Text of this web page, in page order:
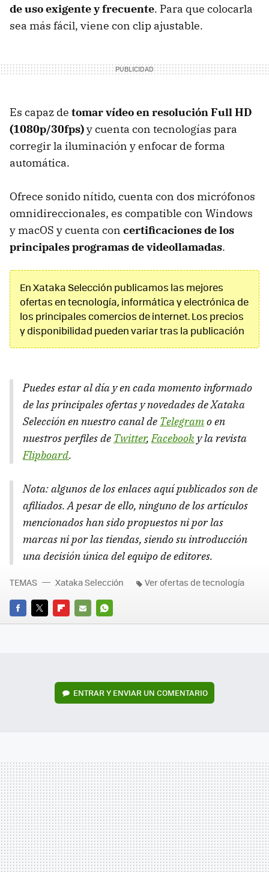
de uso exigente y frecuente. Para que colocarla
sea más fácil, viene con clip ajustable.
Es capaz de tomar vídeo en resolución Full HD
(1080p/30fps)y cuenta con tecnologías para
corregir la iluminación y enfocar de forma
automática.
Ofrece sonido nítido, cuenta con dos micrófonos
omnidireccionales, es compatible con Windows
y macOS y cuenta con certificaciones de los
principales programas de videollamadas.
En Xataka Selección publicamos las mejores
ofertas en tecnología, informática y electrónica de
los principales comercios de internet. Los precios
y disponibilidad pueden variar tras la publicación
Puedes estar al día y en cada momento informado
de las principales ofertas y novedades de Xataka
Selección en nuestro canal de Telegramo en
nuestros perfiles de Twitter,Facebook y la revista
Flipboard.
Nota: algunos de los enlaces aquí publicados son de
afiliados. A pesar de ello, ninguno de los artículos
mencionados han sido propuestos ni por las
marcas ni por las tiendas, siendo su introducción
una decisión única del equipo de editores.
FACEBOOK
TWITTERFLIPBOARD
E-
WHATSAPP
TEMAS Xataka Selección Ver ofertas de tecnología
ENTRAR Y ENVIAR UN COMENTARIO